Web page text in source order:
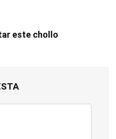
este chollo